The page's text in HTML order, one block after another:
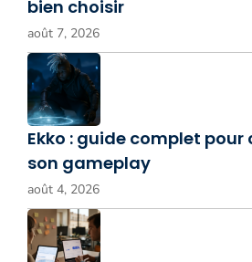
bien choisir
août 7, 2026
Ekko : guide complet
son gameplay
août 4, 2026